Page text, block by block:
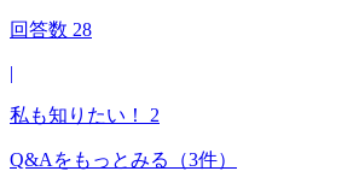
回答数 28
|
私も知りたい！ 2
Q&Aをもっとみる （3件）